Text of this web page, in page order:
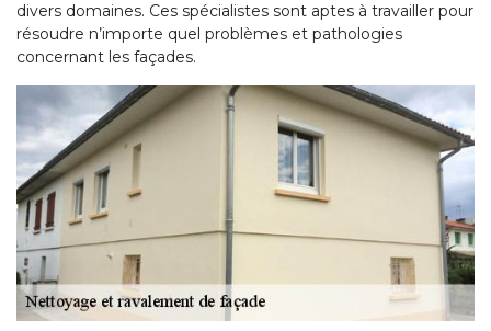
divers domaines. Ces spécialistes sont aptes à travailler pour
résoudre n’importe quel problèmes et pathologies
concernant les façades.